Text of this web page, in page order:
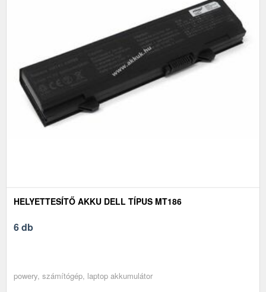
HELYETTESÍTŐ AKKU DELL TÍPUS MT186
6 db
powery, számítógép, laptop akkumulátor